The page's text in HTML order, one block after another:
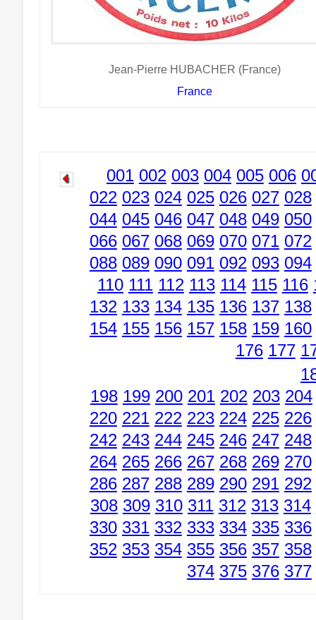
Jean-Pierre HUBACHER (France)
France
001 002 003 004 005 006
022 023 024 025 026 027 028
044 045 046 047 048 049 050
066 067 068 069 070 071 072
088 089 090 091 092 093 094
110 111 112 113 114 115 116
132 133 134 135 136 137 138
154 155 156 157 158 159 160
176 177
198 199 200 201 202 203 204
220 221 222 223 224 225 226
242 243 244 245 246 247 248
264 265 266 267 268 269 270
286 287 288 289 290 291 292
308 309 310 311 312 313 314
330 331 332 333 334 335 336
352 353 354 355 356 357 358
374 375 376 377